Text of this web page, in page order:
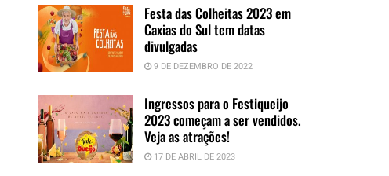
Festa das Colheitas 2023 em
Caxias do Sul tem datas
divulgadas
9 DE DEZEMBRO DE 2022
Ingressos para o Festiqueijo
2023 começam a ser vendidos.
Veja as atrações!
17 DE ABRIL DE 2023